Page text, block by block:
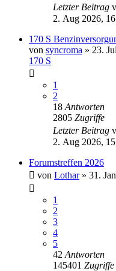
Letzter Beitrag
2. Aug 2026,
170 S
von syncroma » 23.
170 S
1
2
18 Antworten
2805 Zugriffe
Letzter Beitrag
2. Aug 2026,
Forumstreffen 2026
von Lothar» 31.
1
2
3
4
5
42 Antworten
145401 Zugriffe